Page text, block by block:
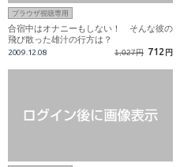
ブラウザ視聴専用
合宿中はオナニーもしない！ そんな彼の
飛び散った雄汁の行方は？
2009.12.08 1,027円 712 円